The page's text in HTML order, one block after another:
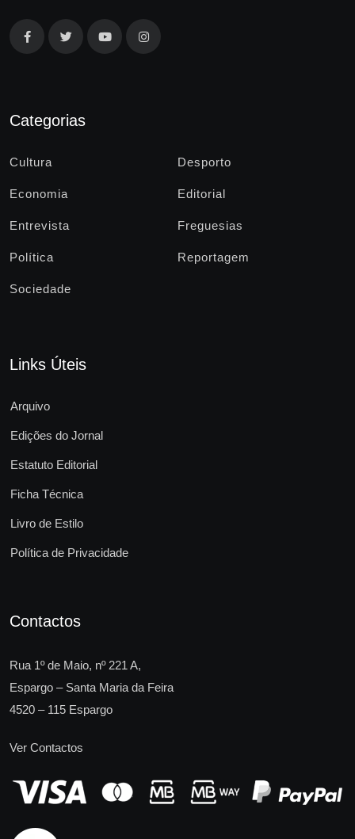
Categorias
Cultura Desporto
Economia Editorial
Entrevista Freguesias
Política Reportagem
Sociedade
Links Úteis
Arquivo
Edições do Jornal
Estatuto Editorial
Ficha Técnica
Livro de Estilo
Política de Privacidade
Contactos
Rua 1º de Maio, nº 221 A,
Espargo – Santa Maria da Feira
4520 – 115 Espargo
Ver Contactos